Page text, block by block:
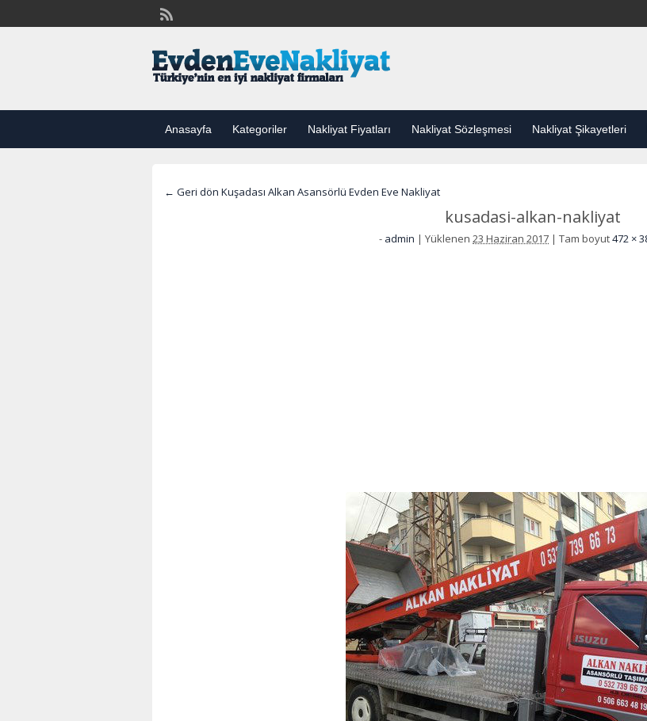
Anasayfa Kategoriler Nakliyat Fiyatları Nakliyat Sözleşmesi Nakliyat Şikayetleri
← Geri dön Kuşadası Alkan Asansörlü Evden Eve Nakliyat
kusadasi-alkan-nakliyat
- admin | Yüklenen 23 Haziran 2017 | Tam boyut472 ×